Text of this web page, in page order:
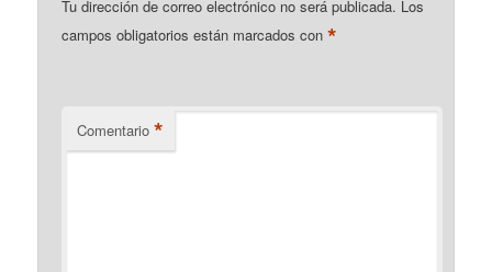
Tu dirección de correo electrónico no será publicada. Los
campos obligatorios están marcados con*
Comentario *